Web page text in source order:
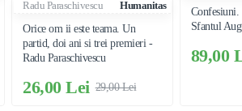
Radu Paraschivescu
Humanitas
Orice om ii este teama. Un
partid, doi ani si trei premieri -
Radu Paraschivescu
26,00 Lei 29,00 Lei
Sfantul
89,00